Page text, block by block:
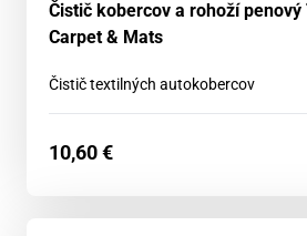
Čistič kobercov a rohoží penový
Carpet & Mats
Čistič textilných autokobercov
10,60€